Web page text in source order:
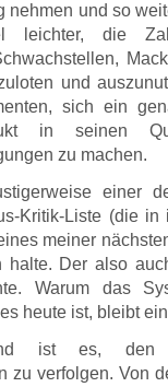
nehmen und so
leichter, die
und
sich ein
in seinen
zu machen.
einer
Kritik-Liste (die
meiner
halte. Der also
Warum das
heute ist, bleibt
ist es,
zu verfolgen. Von